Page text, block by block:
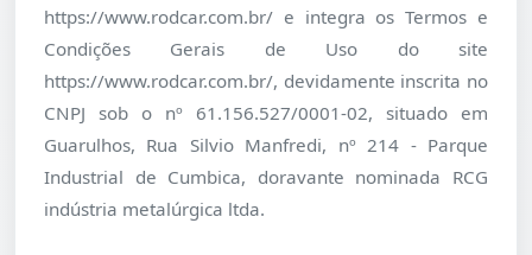
https://www.rodcar.com.br/ e integra os Termos e
Condições Gerais de Uso do site
https://www.rodcar.com.br/, devidamente inscrita no
CNPJ sob o nº 61.156.527/0001-02, situado em
Guarulhos, Rua Silvio Manfredi, nº 214 - Parque
Industrial de Cumbica, doravante nominada RCG
indústria metalúrgica ltda.